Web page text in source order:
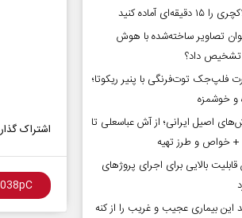
اشتراک
آماده کنید
تصاویر ساخته‌شده با هوش
تشخیص داد؟
فلپ‌جک توت‌فرنگی با پنیر ریکوتا؛
خوشمزه
اصیل ایرانی؛ از آش عباسعلی تا
خواص و طرز تهیه
بالایی برای اجرای پروژهای
این بیماری عجیب و غریب را از کنه